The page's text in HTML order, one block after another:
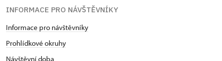
INFORMACE PRO NÁVŠTĚVNÍKY
Informace pro návštěvníky
Prohlídkové okruhy
Návštěvní doba